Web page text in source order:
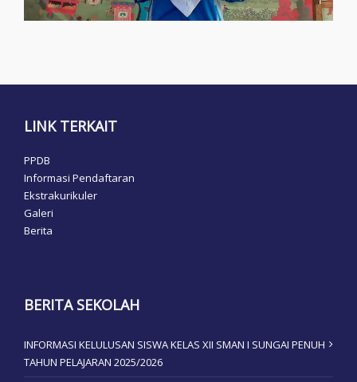
LINK TERKAIT
PPDB
Informasi Pendaftaran
Ekstrakurikuler
Galeri
Berita
BERITA SEKOLAH
INFORMASI KELULUSAN SISWA KELAS XII SMAN I SUNGAI PENUH
TAHUN PELAJARAN 2025/2026